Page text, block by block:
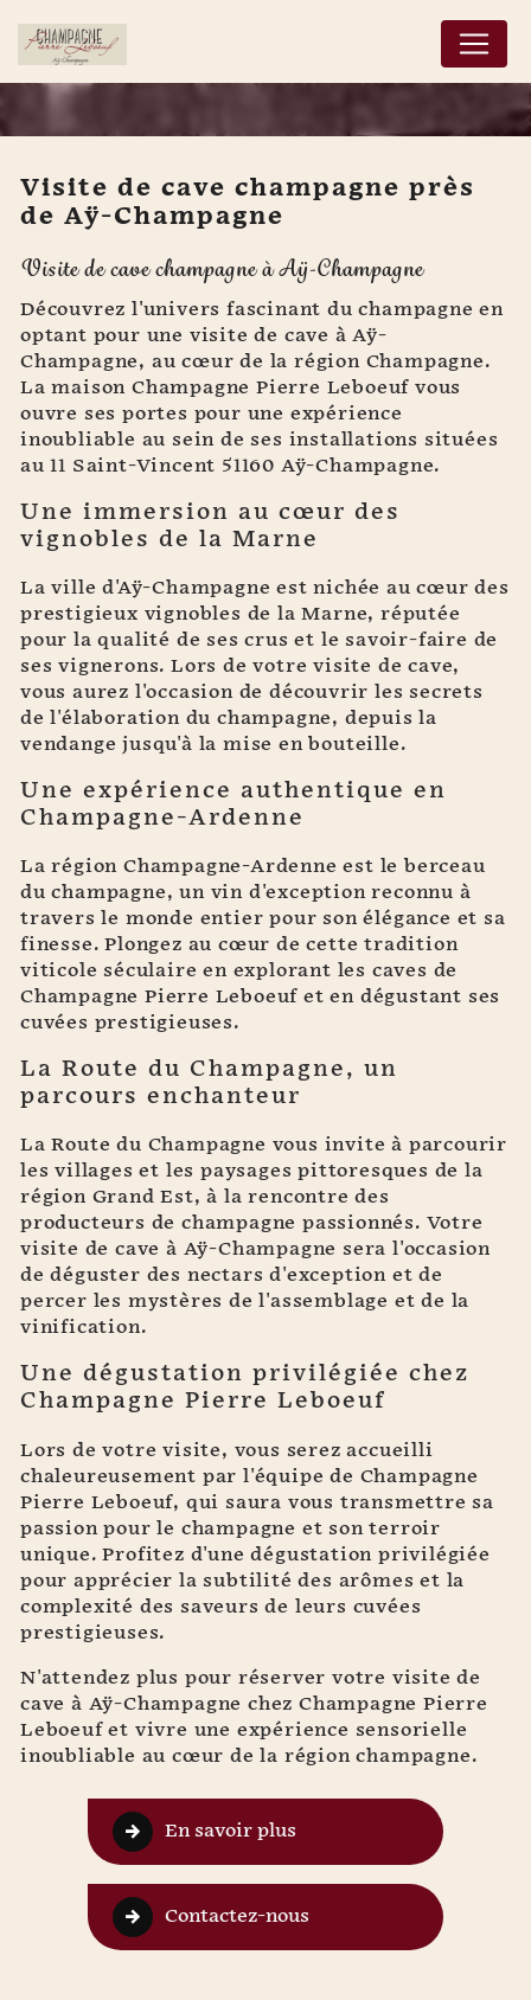
Visite de cave
champagne près de Aÿ-
Champagne
Visite de cave champagne près
de Aÿ-Champagne
Visite de cave champagne à Aÿ-Champagne
Découvrez l'univers fascinant du champagne en
optant pour une visite de cave à Aÿ-
Champagne, au cœur de la région Champagne.
La maison Champagne Pierre Leboeuf vous
ouvre ses portes pour une expérience
inoubliable au sein de ses installations situées
au 11 Saint-Vincent 51160 Aÿ-Champagne.
Une immersion au cœur des
vignobles de la Marne
La ville d'Aÿ-Champagne est nichée au cœur des
prestigieux vignobles de la Marne, réputée
pour la qualité de ses crus et le savoir-faire de
ses vignerons. Lors de votre visite de cave,
vous aurez l'occasion de découvrir les secrets
de l'élaboration du champagne, depuis la
vendange jusqu'à la mise en bouteille.
Une expérience authentique en
Champagne-Ardenne
La région Champagne-Ardenne est le berceau
du champagne, un vin d'exception reconnu à
travers le monde entier pour son élégance et sa
finesse. Plongez au cœur de cette tradition
viticole séculaire en explorant les caves de
Champagne Pierre Leboeuf et en dégustant ses
cuvées prestigieuses.
La Route du Champagne, un
parcours enchanteur
La Route du Champagne vous invite à parcourir
les villages et les paysages pittoresques de la
région Grand Est, à la rencontre des
producteurs de champagne passionnés. Votre
visite de cave à Aÿ-Champagne sera l'occasion
de déguster des nectars d'exception et de
percer les mystères de l'assemblage et de la
vinification.
Une dégustation privilégiée chez
Champagne Pierre Leboeuf
Lors de votre visite, vous serez accueilli
chaleureusement par l'équipe de Champagne
Pierre Leboeuf, qui saura vous transmettre sa
passion pour le champagne et son terroir
unique. Profitez d'une dégustation privilégiée
pour apprécier la subtilité des arômes et la
complexité des saveurs de leurs cuvées
prestigieuses.
N'attendez plus pour réserver votre visite de
cave à Aÿ-Champagne chez Champagne Pierre
Leboeuf et vivre une expérience sensorielle
inoubliable au cœur de la région champagne.
En savoir plus
Contactez-nous